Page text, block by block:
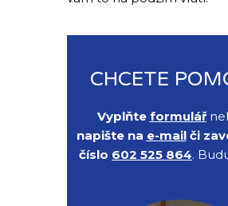
CHCETE
Vyplňte formulář
napište na e-mailči
číslo 602 525 864.